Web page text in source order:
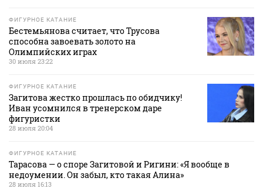
ФИГУРНОЕ КАТАНИЕ
Бестемьянова считает, что Трусова
способна завоевать золото на
Олимпийских играх
30 июля 23:22
ФИГУРНОЕ КАТАНИЕ
Загитова жестко прошлась по обидчику!
Иван усомнился в тренерском даре
фигуристки
28 июля 20:04
ФИГУРНОЕ КАТАНИЕ
Тарасова — о споре Загитовой и Ригини: «Я вообще в
недоумении. Он забыл, кто такая Алина»
28 июля 16:13